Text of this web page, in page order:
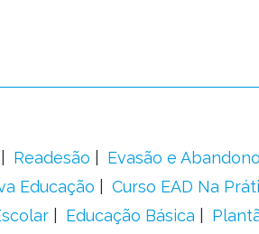
Readesão Evasão e
Educação Curso EAD Na
Educação Básica